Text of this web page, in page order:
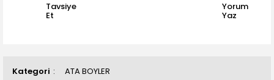
Kategori ATA BOYLER
Tavsiye
Et
Yorum
Yaz